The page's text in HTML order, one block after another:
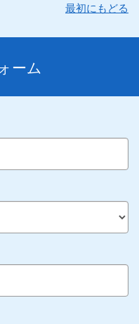
最初にもどる
ーム